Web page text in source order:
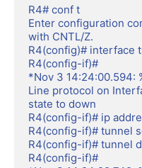
R4# conf t
Enter configuration
with CNTL/Z.
R4(config)# interface
R4(config-if)#
*Nov 3 14:24:00.594:
Line protocol on
state to down
R4(config-if)# ip
R4(config-if)# tunnel
R4(config-if)# tunnel
R4(config-if)#